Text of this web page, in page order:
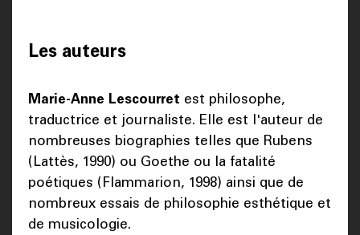
Les auteurs
Marie-Anne Lescourret est philosophe,
traductrice et journaliste. Elle est l'auteur de
nombreuses biographies telles que Rubens
(Lattès, 1990) ou Goethe ou la fatalité
poétiques (Flammarion, 1998) ainsi que de
nombreux essais de philosophie esthétique et
de musicologie.